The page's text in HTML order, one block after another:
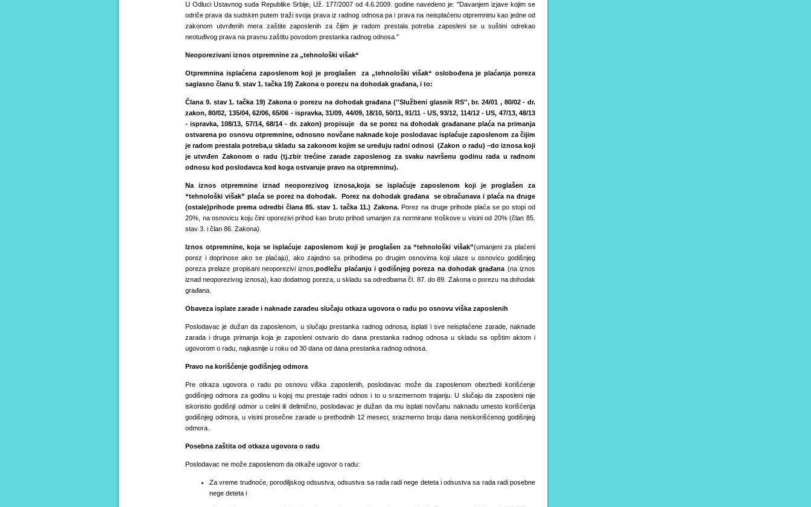
U Odluci Ustavnog suda Republike Srbije, Už. 177/2007 od 4.6.2009. godine navedeno je: "Davanjem izjave kojim se
odriče prava da sudskim putem traži svoja prava iz radnog odnosa pa i prava na neisplaćenu otpremninu kao jedne od
zakonom utvrđenih mera zaštite zaposlenih za čijim je radom prestala potreba zaposleni se u suštini odrekao
neotuđivog prava na pravnu zaštitu povodom prestanka radnog odnosa."
Neoporezivani iznos otpremnine za „tehnološki višak“
Otpremnina isplaćena zaposlenom koji je proglašen za „tehnološki višak“ oslobođena je plaćanja poreza
saglasno članu 9. stav 1. tačka 19) Zakona o porezu na dohodak građana, i to:
Člana 9. stav 1. tačka 19) Zakona o porezu na dohodak građana (''Službeni glasnik RS'', br. 24/01 , 80/02 - dr.
zakon, 80/02, 135/04, 62/06, 65/06 - ispravka, 31/09, 44/09, 18/10, 50/11, 91/11 - US, 93/12, 114/12 - US, 47/13, 48/13
- ispravka, 108/13, 57/14, 68/14 - dr. zakon) propisuje da se porez na dohodak građanane plaća na primanja
ostvarena po osnovu otpremnine, odnosno novčane naknade koje poslodavac isplaćuje zaposlenom za čijim
je radom prestala potreba,u skladu sa zakonom kojim se uređuju radni odnosi(Zakon o radu) –do iznosa koji
je utvrđen Zakonom o radu (tj.zbir trećine zarade zaposlenog za svaku navršenu godinu rada u radnom
odnosu kod poslodavca kod koga ostvaruje pravo na otpremninu).
Na iznos otpremnine iznad neoporezivogiznosa,koja se isplaćuje zaposlenom koji je proglašen za
“tehnološki višak” plaća se porez na dohodak.Porez na dohodak građana se obračunava i plaćana druge
(ostale)prihode prema odredbi člana 85. stav 1. tačka 11.) Zakona. Porez na druge prihode plaća se po stopi od
20%, na osnovicu koju čini oporezivi prihod kao bruto prihod umanjen za normirane troškove u visini od 20% (član 85.
stav 3. i član 86. Zakona).
Iznos otpremnine, koja se isplaćuje zaposlenom koji je proglašen za “tehnološki višak”(umanjeni za plaćeni
porez i doprinose ako se plaćaju), ako zajedno sa prihodima po drugim osnovima koji ulaze u osnovicu godišnjeg
poreza prelaze propisani neoporezivi iznos,podležu plaćanju i godišnjeg poreza na dohodak građana (na iznos
iznad neoporezivog iznosa), kao dodatnog poreza, u skladu sa odredbama čl. 87. do 89. Zakona o porezu na dohodak
građana.
Obaveza isplate zarade i naknade zaradeu slučaju otkaza ugovora o radu po osnovu viška zaposlenih
Poslodavac je dužan da zaposlenom, u slučaju prestanka radnog odnosa, isplati i sve neisplaćene zarade, naknade
zarada i druga primanja koja je zaposleni ostvario do dana prestanka radnog odnosa u skladu sa opštim aktom i
ugovorom o radu, najkasnije u roku od 30 dana od dana prestanka radnog odnosa.
Pravo na korišćenje godišnjeg odmora
Pre otkaza ugovora o radu po osnovu viška zaposlenih, poslodavac može da zaposlenom obezbedi korišćenje
godišnjeg odmora za godinu u kojoj mu prestaje radni odnos i to u srazmernom trajanju. U slučaju da zaposleni nije
iskoristio godišnji odmor u celini ili delimično, poslodavac je dužan da mu isplati novčanu naknadu umesto korišćenja
godišnjeg odmora, u visini prosečne zarade u prethodnih 12 meseci, srazmerno broju dana neiskorišćenog godišnjeg
odmora.
Posebna zaštita od otkaza ugovora o radu
Poslodavac ne može zaposlenom da otkaže ugovor o radu:
Za vreme trudnoće, porodiljskog odsustva, odsustva sa rada radi nege deteta i odsustva sa rada radi posebne
nege deteta i